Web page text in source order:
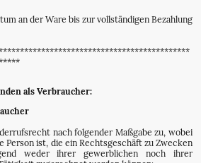
an der Ware bis zur vollständigen Bezahlung
als Verbraucher:
nach folgender Maßgabe zu, wobei
Person ist, die ein Rechtsgeschäft zu Zwecken
weder ihrer gewerblichen noch ihrer